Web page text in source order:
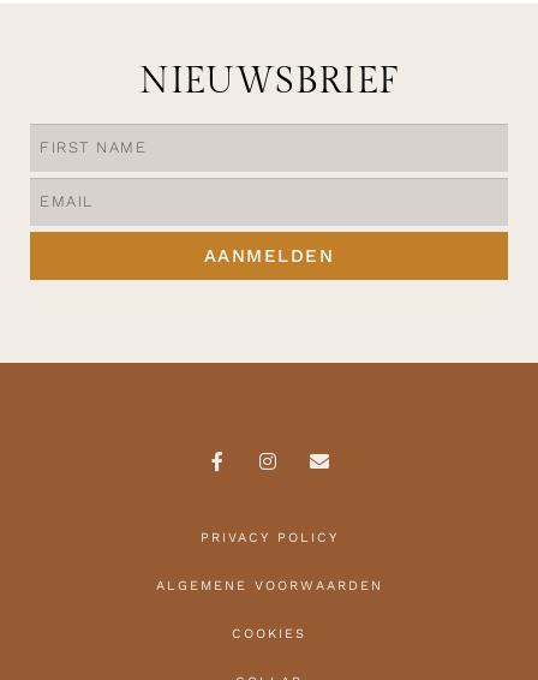
NIEUWSBRIEF
AANMELDEN
PRIVACY POLICY
ALGEMENE VOORWAARDEN
COOKIES